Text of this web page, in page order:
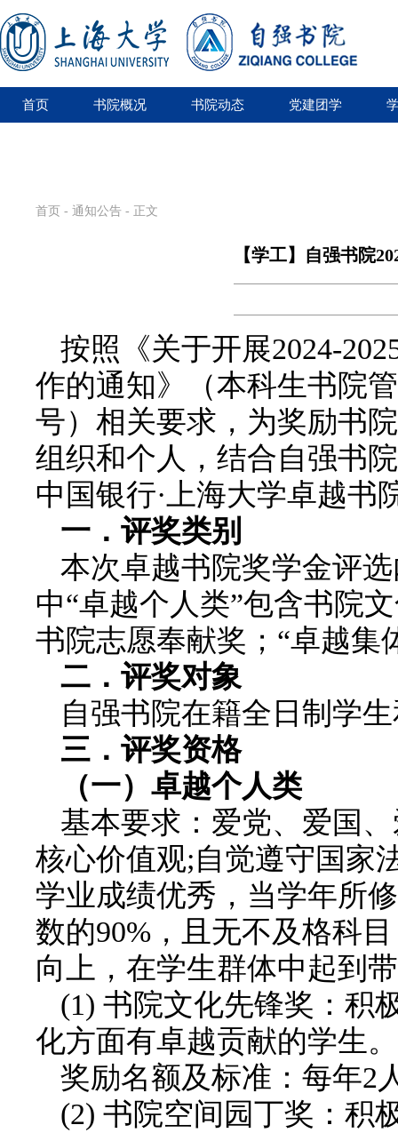
首页 书院概况 书院动态 党建团学
首页 - 通知公告 - 正文
【学工】自强书院
按照《关于开展2024-
作的通知》（本科生书院
号）相关要求，为奖励书
组织和个人，结合自强书
中国银行·上海大学卓越书
一．评奖类别
本次卓越书院奖学金评
中“卓越个人类”包含书院
书院志愿奉献奖；“卓越集
二．评奖对象
自强书院在籍全日制学
三． 评奖资格
（一） 卓越个人类
基本要求：爱党、爱国
核心价值观;自觉遵守国家
学业成绩优秀，当学年所
数的90%，且无不及格科
向上，在学生群体中起到
(1) 书院文化先锋奖：积
化方面有卓越贡献的学生。
奖励名额及标准：每年2
(2) 书院空间园丁奖：积